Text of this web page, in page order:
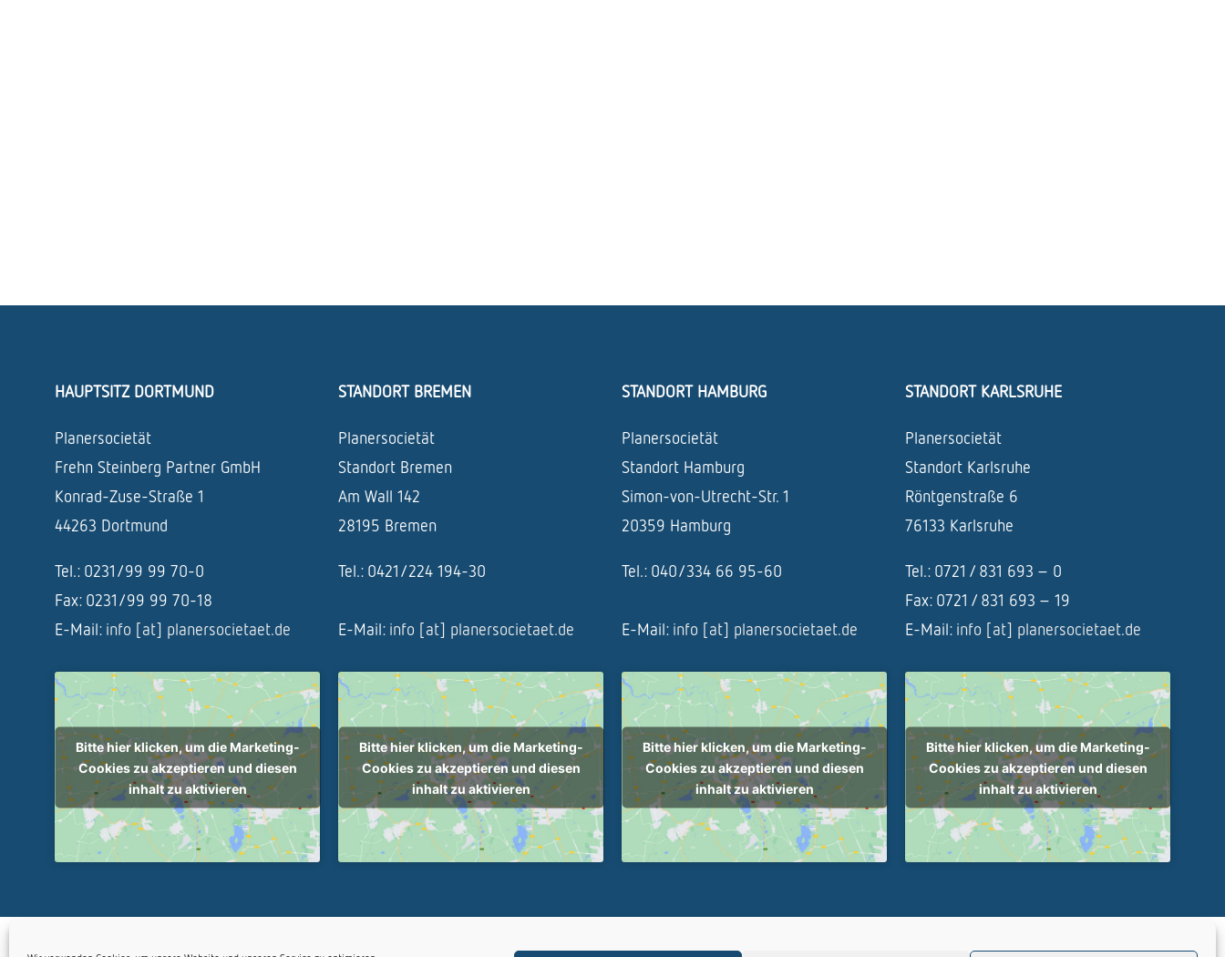
HAUPTSITZ DORTMUND
Planersocietät
Frehn Steinberg Partner GmbH
Konrad-Zuse-Straße 1
44263 Dortmund
Tel.: 0231/99 99 70-0
Fax: 0231/99 99 70-18
E-Mail: info [at] planersocietaet.de
STANDORT BREMEN
Planersocietät
Standort Bremen
Am Wall 142
28195 Bremen
Tel.: 0421/224 194-30
E-Mail: info [at] planersocietaet.de
STANDORT HAMBURG
Planersocietät
Standort Hamburg
Simon-von-Utrecht-Str. 1
20359 Hamburg
Tel.: 040/334 66 95-60
E-Mail: info [at] planersocietaet.de
STANDORT KARLSRUHE
Planersocietät
Standort Karlsruhe
Röntgenstraße 6
76133 Karlsruhe
Tel.: 0721 / 831 693 – 0
Fax: 0721 / 831 693 – 19
E-Mail: info [at] planersocietaet.de
Bitte hier klicken, um die Marketing-
Cookies zu akzeptieren und diesen
inhalt zu aktivieren
Bitte hier klicken, um die Marketing-
Cookies zu akzeptieren und diesen
inhalt zu aktivieren
Bitte hier klicken, um die Marketing-
Cookies zu akzeptieren und diesen
inhalt zu aktivieren
Bitte hier klicken, um die Marketing-
Cookies zu akzeptieren und diesen
inhalt zu aktivieren
Copyright Planersocietät - Alle Rechte vorbehalten |Cookie-Richtlinie (EU)|Impressum